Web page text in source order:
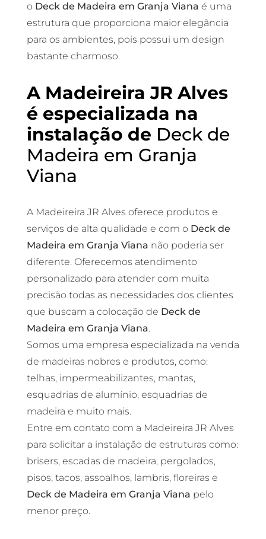
o Deck de Madeira em Granja Viana é uma
estrutura que proporciona maior elegância
para os ambientes, pois possui um design
bastante charmoso.
A Madeireira JR Alves
é especializada na
instalação de Deck de
Madeira em Granja
Viana
A Madeireira JR Alves oferece produtos e
serviços de alta qualidade e com o Deck de
Madeira em Granja Viana não poderia ser
diferente. Oferecemos atendimento
personalizado para atender com muita
precisão todas as necessidades dos clientes
que buscam a colocação de Deck de
Madeira em Granja Viana.
Somos uma empresa especializada na venda
de madeiras nobres e produtos, como:
telhas, impermeabilizantes, mantas,
esquadrias de alumínio, esquadrias de
madeira e muito mais.
Entre em contato com a Madeireira JR Alves
para solicitar a instalação de estruturas como:
brisers, escadas de madeira, pergolados,
pisos, tacos, assoalhos, lambris, floreiras e
Deck de Madeira em Granja Viana pelo
menor preço.